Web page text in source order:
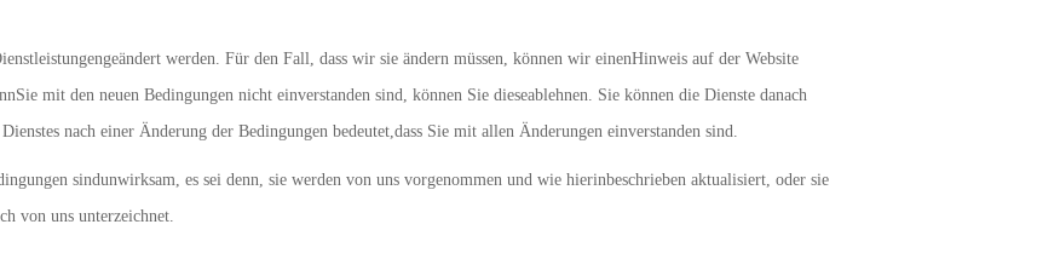
werden. Für den Fall, dass wir sie ändern müssen, können wir einenHinweis auf der Website
mit den neuen Bedingungen nicht einverstanden sind, können Sie dieseablehnen. Sie können die Dienste danach
nach einer Änderung der Bedingungen bedeutet,dass Sie mit allen Änderungen einverstanden sind.
sindunwirksam, es sei denn, sie werden von uns vorgenommen und wie hierinbeschrieben aktualisiert, oder sie
von uns unterzeichnet.